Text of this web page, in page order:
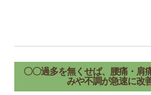
〇〇過多を無くせば、腰痛・肩
みや不調が急速に改